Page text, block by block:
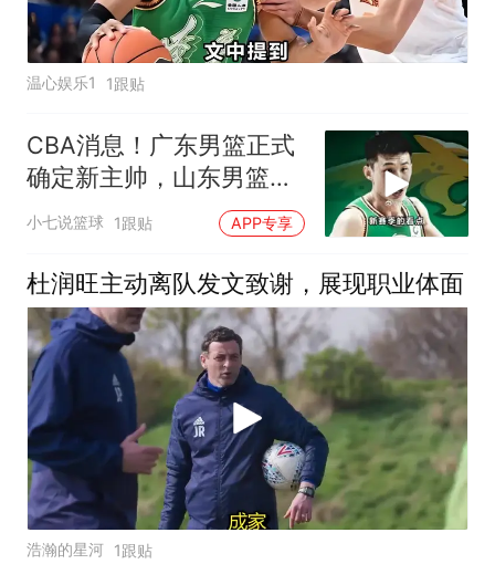
温心娱乐1 1跟贴
CBA消息！广东男篮正式
确定新主帅，山东男篮放
弃追逐王岚钦
小七说篮球 1跟贴 APP专享
杜润旺主动离队发文致谢，展现职业体面
浩瀚的星河 1跟贴